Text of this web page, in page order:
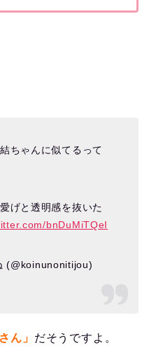
ちゃんに似てるって
げと透明感を抜いた
bnDuMiTQeI
(@koinunonitijou)
ん」 だそうですよ。